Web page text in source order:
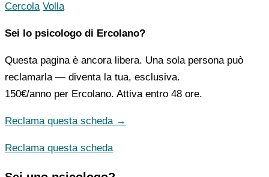
Cercola Volla
Sei lo psicologo di Ercolano?
Questa pagina è ancora libera. Una sola persona può
reclamarla — diventa la tua, esclusiva.
150€/anno per Ercolano. Attiva entro 48 ore.
Reclama questa scheda →
Reclama questa scheda